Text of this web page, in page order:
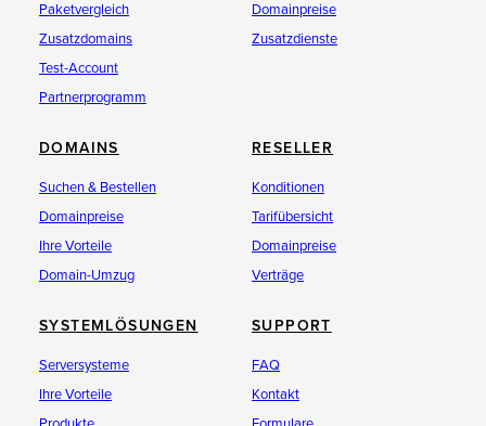
Paketvergleich
Zusatzdomains
Test-Account
Partnerprogramm
Domainpreise
Zusatzdienste
DOMAINS
Suchen & Bestellen
Domainpreise
Ihre Vorteile
Domain-Umzug
RESELLER
Konditionen
Tarifübersicht
Domainpreise
Verträge
SYSTEMLÖSUNGEN
Serversysteme
Ihre Vorteile
SUPPORT
FAQ
Kontakt